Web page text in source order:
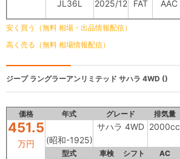
JL36L 2025/12 FAT AAC
安く買う（無料 相場・出品情報配信）
高く売る（無料 相場情報配信）
ジープ ラングラーアンリミテッド サハラ 4WD ()
価格 年式 グレード 排気量
451.5
万円 (昭和-1925)
サハラ 4WD 2000cc
型式 車検 シフト AC